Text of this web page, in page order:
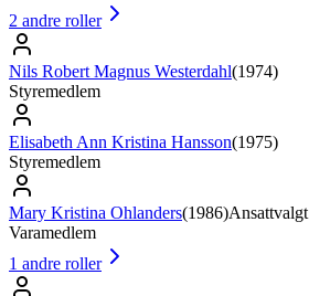
2 andre roller
Nils Robert Magnus Westerdahl(1974)
Styremedlem
Elisabeth Ann Kristina Hansson(1975)
Styremedlem
Mary Kristina Ohlanders(1986)Ansattvalgt
Varamedlem
1 andre roller